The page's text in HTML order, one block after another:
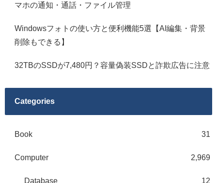
マホの通知・通話・ファイル管理
Windowsフォトの使い方と便利機能5選【AI編集・背景
削除もできる】
32TBのSSDが7,480円？容量偽装SSDと詐欺広告に注意
Categories
Book 31
Computer 2,969
Database 12